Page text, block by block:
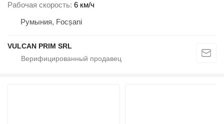
Рабочая скорость 6 км/ч
Румыния, Focșani
VULCAN PRIM SRL